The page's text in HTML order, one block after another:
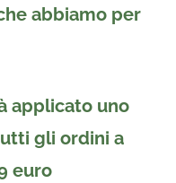
abbiamo per
applicato uno
gli ordini a
euro